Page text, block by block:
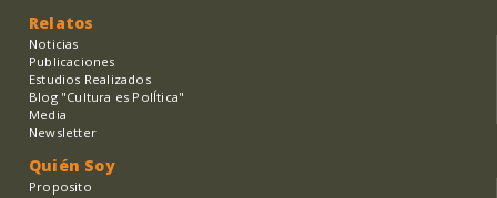
Relatos
Noticias
Publicaciones
Estudios Realizados
Blog "Cultura es PolÍtica"
Media
Newsletter
Quién Soy
Proposito